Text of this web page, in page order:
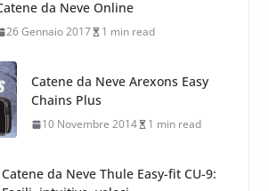
17 Febbraio 2022
Catene da Neve Arexons Easy
10 Novembre 2014 1 min read
Catene da Neve Thule Easy-fit CU-9:
13 Ottobre 2014 1 min read